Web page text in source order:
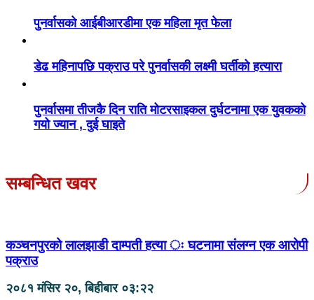
पुनर्वासको आईबीआरडीमा एक महिला मृत फेला
डेढ महिनापछि पक्राउ परे पुनर्वासकी लक्ष्मी घर्तीको हत्यारा
पुनर्वासमा तीजकै दिन राति मोटरसाइकल दुर्घटनामा एक युवकको
गयो ज्यान , दुई घाइते
सम्बन्धित खवर
कञ्चनपुरको लालझाडी दाम्पती हत्या ः घटनामा संलग्न एक आरोपी
पक्राउ
२०८१ मंसिर २०, बिहीबार ०३:२२